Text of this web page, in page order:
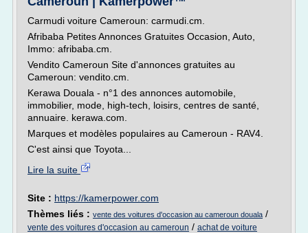
Carmudi voiture Cameroun: carmudi.cm.
Afribaba Petites Annonces Gratuites Occasion, Auto,
Immo: afribaba.cm.
Vendito Cameroun Site d'annonces gratuites au
Cameroun: vendito.cm.
Kerawa Douala - n°1 des annonces automobile,
immobilier, mode, high-tech, loisirs, centres de santé,
annuaire. kerawa.com.
Marques et modèles populaires au Cameroun - RAV4.
C'est ainsi que Toyota...
Lire la suite
Site : https://kamerpower.com
Thèmes liés : vente des voitures d'occasion au cameroun douala /
vente des voitures d'occasion au cameroun / achat de voiture